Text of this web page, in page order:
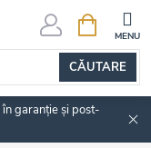
CĂUTARE
DE
garanție și post-